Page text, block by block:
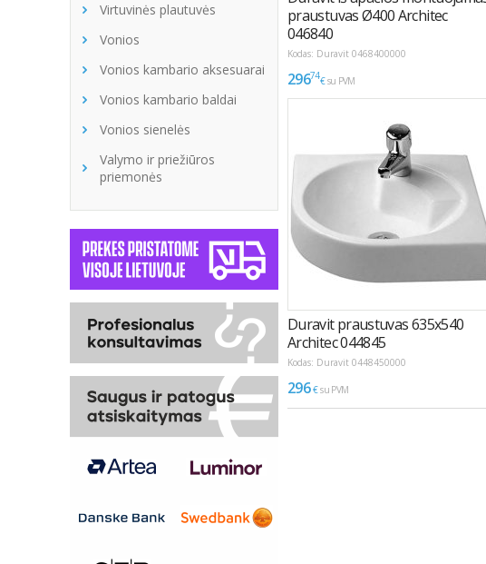
Virtuvinės plautuvės
Vonios
Vonios kambario aksesuarai
Vonios kambario baldai
Vonios sienelės
Valymo ir priežiūros
priemonės